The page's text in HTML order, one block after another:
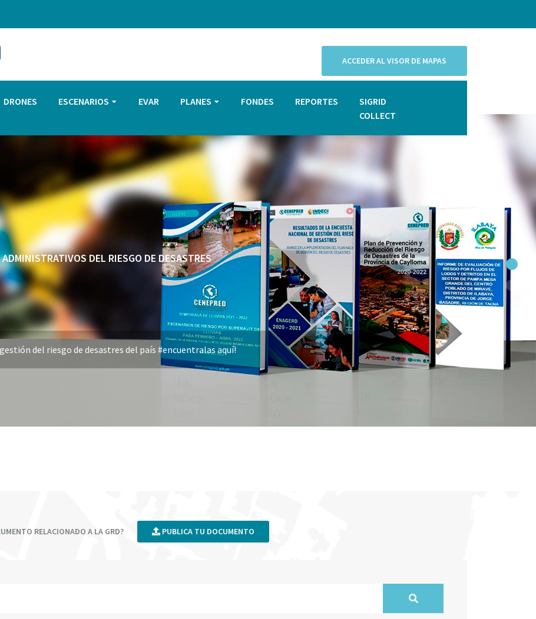
ACCEDER AL VISOR DE MAPAS
DRONES ESCENARIOS EVAR PLANES FONDES REPORTES
SIGRID
COLLECT
DEL RIESGO DE DESASTRES
del riesgo de desastres del país #encuentralas aquí!
RELACIONADO A LA GRD? PUBLICA TU DOCUMENTO